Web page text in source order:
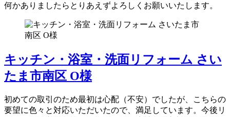
何かありましたらとりあえずよろしくお願いいたします。
キッチン・浴室・洗面リフォーム さい
たま市南区 O様
初めての取引のため最初は心配（不安）でしたが、こちらの
要望に色々と対応いただいたので、満足しています。今後リ